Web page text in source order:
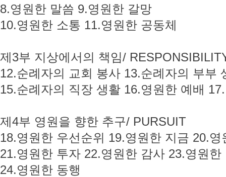
8.영원한 말씀 9.영원한 갈망
10.영원한 소통 11.영원한 공동체
제3부 지상에서의 책임/
12.순례자의 교회 봉사 13.순례자의 부부
15.순례자의 직장 생활 16.영원한 예배
제4부 영원을 향한 추구/ PURSUIT
18.영원한 우선순위 19.영원한 지금 20.영
21.영원한 투자 22.영원한 감사 23.영원한
24.영원한 동행